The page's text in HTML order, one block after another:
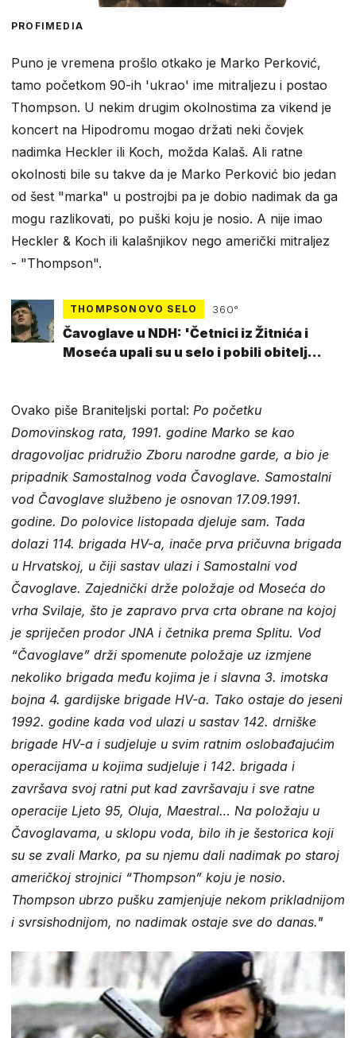
PROFIMEDIA
Puno je vremena prošlo otkako je Marko Perković,
tamo početkom 90-ih 'ukrao' ime mitraljezu i postao
Thompson. U nekim drugim okolnostima za vikend je
koncert na Hipodromu mogao držati neki čovjek
nadimka Heckler ili Koch, možda Kalaš. Ali ratne
okolnosti bile su takve da je Marko Perković bio jedan
od šest "marka" u postrojbi pa je dobio nadimak da ga
mogu razlikovati, po puški koju je nosio. A nije imao
Heckler & Koch ili kalašnjikov nego američki mitraljez
- "Thompson".
THOMPSONOVO SELO 360°
Čavoglave u NDH: 'Četnici iz Žitnića i
Moseća upali su u selo i pobili obitelj
Ovako piše Braniteljski portal: Po početku
Domovinskog rata, 1991. godine Marko se kao
dragovoljac pridružio Zboru narodne garde, a bio je
pripadnik Samostalnog voda Čavoglave. Samostalni
vod Čavoglave službeno je osnovan 17.09.1991.
godine. Do polovice listopada djeluje sam. Tada
dolazi 114. brigada HV-a, inače prva pričuvna brigada
u Hrvatskoj, u čiji sastav ulazi i Samostalni vod
Čavoglave. Zajednički drže položaje od Moseća do
vrha Svilaje, što je zapravo prva crta obrane na kojoj
je spriječen prodor JNA i četnika prema Splitu. Vod
“Čavoglave” drži spomenute položaje uz izmjene
nekoliko brigada među kojima je i slavna 3. imotska
bojna 4. gardijske brigade HV-a. Tako ostaje do jeseni
1992. godine kada vod ulazi u sastav 142. drniške
brigade HV-a i sudjeluje u svim ratnim oslobađajućim
operacijama u kojima sudjeluje i 142. brigada i
završava svoj ratni put kad završavaju i sve ratne
operacije Ljeto 95, Oluja, Maestral… Na položaju u
Čavoglavama, u sklopu voda, bilo ih je šestorica koji
su se zvali Marko, pa su njemu dali nadimak po staroj
američkoj strojnici “Thompson” koju je nosio.
Thompson ubrzo pušku zamjenjuje nekom prikladnijom
i svrsishodnijom, no nadimak ostaje sve do danas."